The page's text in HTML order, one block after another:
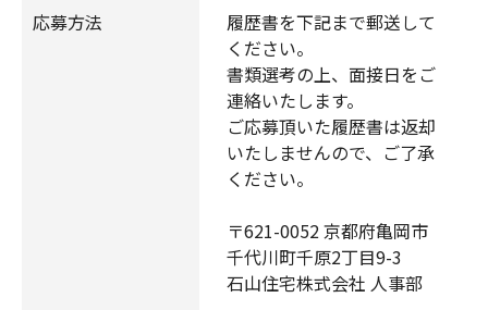
応募方法
履歴書を下記まで郵送して
ください。
書類選考の上、面接日をご
連絡いたします。
ご応募頂いた履歴書は返却
いたしませんので、ご了承
ください。
〒621-0052 京都府亀岡市
千代川町千原2丁目9-3
石山住宅株式会社 人事部